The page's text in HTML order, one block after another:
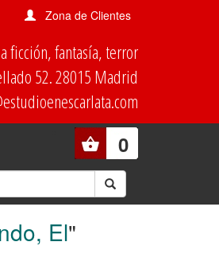
Zona de Clientes
ficción, fantasía, terror
52. 28015 Madrid
0
El"